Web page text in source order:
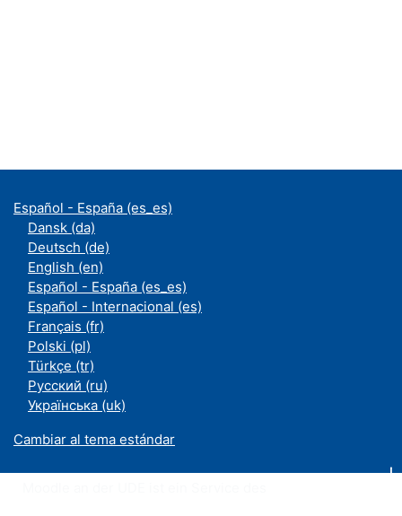
Español - España ‎(es_es)‎
Dansk ‎(da)‎
Deutsch ‎(de)‎
English ‎(en)‎
Español - España ‎(es_es)‎
Español - Internacional ‎(es)‎
Français ‎(fr)‎
Polski ‎(pl)‎
Türkçe ‎(tr)‎
Русский ‎(ru)‎
Українська ‎(uk)‎
Cambiar al tema estándar